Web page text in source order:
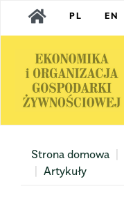
Main
Navigation
Content
Sidebar
PL EN
Strona domowa
Artykuły